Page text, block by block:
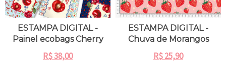
ESTAMPA DIGITAL -
Painel ecobags Cherry
R$38,00
ESTAMPA DIGITAL -
Chuva de Morangos
R$25,90